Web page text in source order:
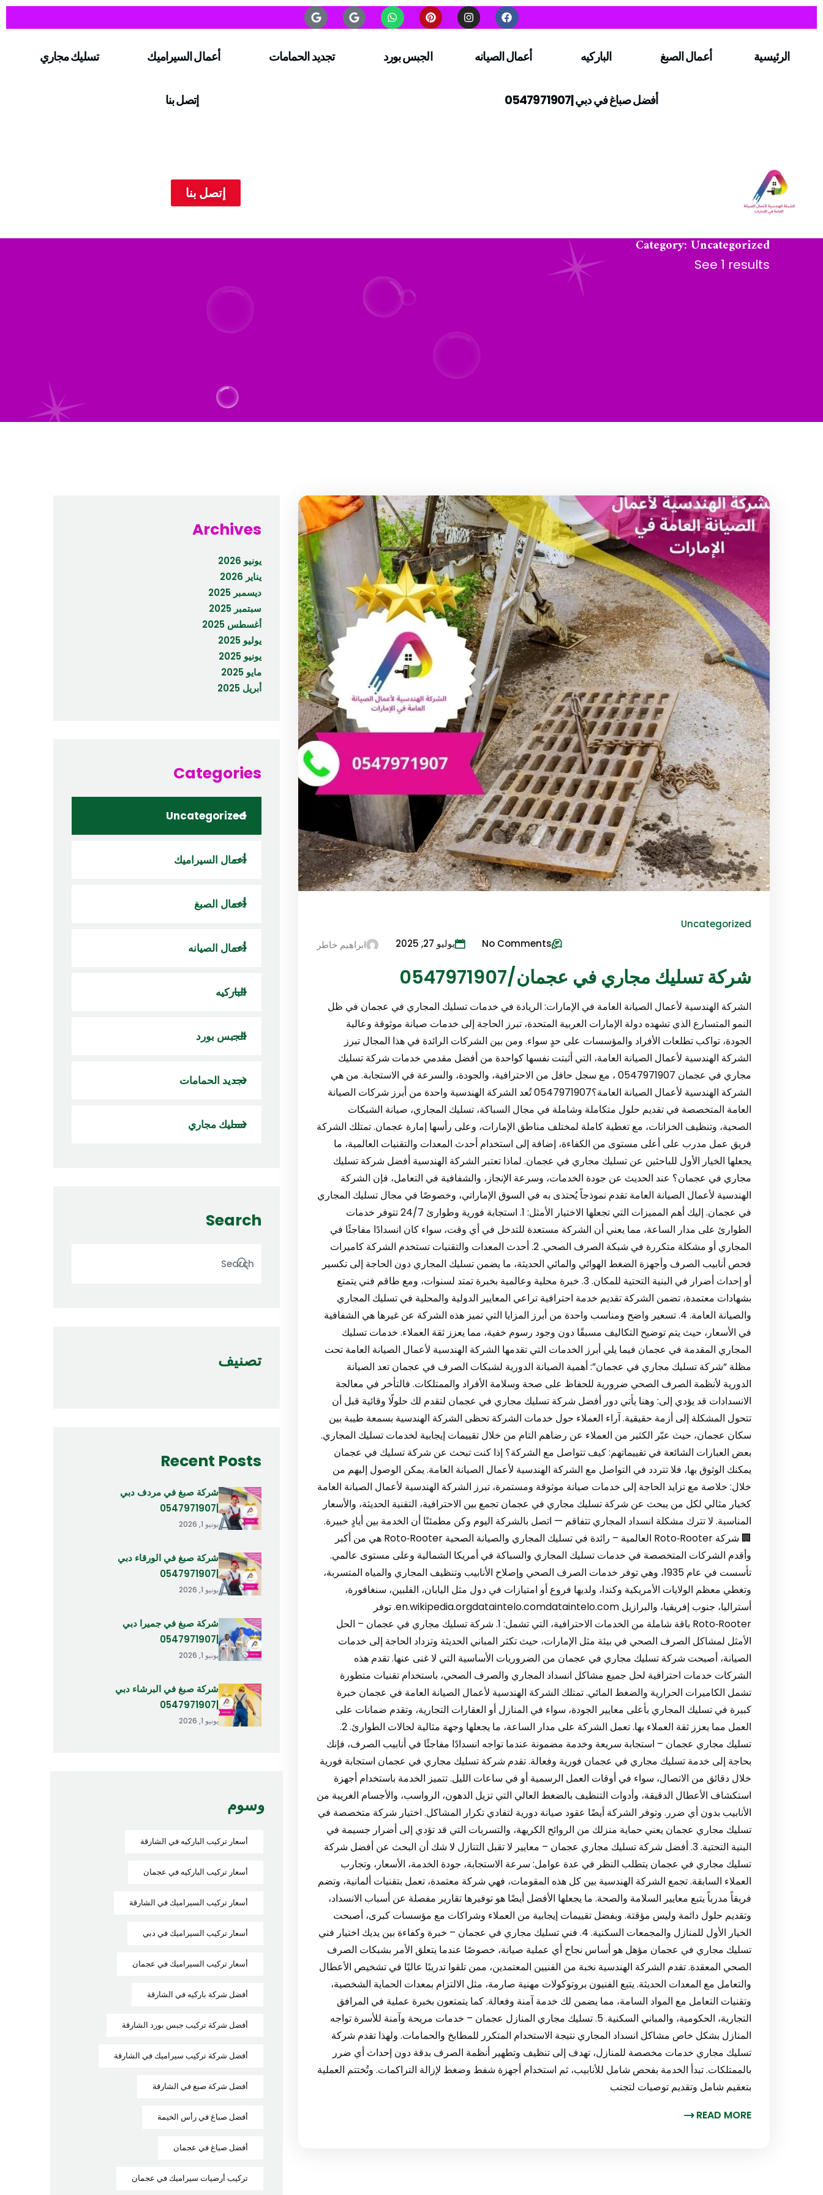
الرئيسية أعمال الصبغ الباركيه أعمال الصيانه الجبس بورد تجديد الحمامات أعمال السيراميك تسليك مجاري
أفضل صباغ في دبي |0547971907 إتصل بنا
إتصل بنا
Category: Uncategorized
See 1 results
Uncategorized
ابراهيم خاطر
يوليو 27, 2025 No Comments
شركة تسليك مجاري في عجمان/0547971907
الشركة الهندسية لأعمال الصيانة العامة في الإمارات: الريادة في خدمات تسليك المجاري في عجمان في ظل
النمو المتسارع الذي تشهده دولة الإمارات العربية المتحدة، تبرز الحاجة إلى خدمات صيانة موثوقة وعالية
الجودة، تواكب تطلعات الأفراد والمؤسسات على حدٍ سواء. ومن بين الشركات الرائدة في هذا المجال تبرز
الشركة الهندسية لأعمال الصيانة العامة، التي أثبتت نفسها كواحدة من أفضل مقدمي خدمات شركة تسليك
مجاري في عجمان 0547971907 ، مع سجل حافل من الاحترافية، والجودة، والسرعة في الاستجابة. من هي
الشركة الهندسية لأعمال الصيانة العامة؟0547971907 تُعد الشركة الهندسية واحدة من أبرز شركات الصيانة
العامة المتخصصة في تقديم حلول متكاملة وشاملة في مجال السباكة، تسليك المجاري، صيانة الشبكات
الصحية، وتنظيف الخزانات، مع تغطية كاملة لمختلف مناطق الإمارات، وعلى رأسها إمارة عجمان. تمتلك الشركة
فريق عمل مدرب على أعلى مستوى من الكفاءة، إضافة إلى استخدام أحدث المعدات والتقنيات العالمية، ما
يجعلها الخيار الأول للباحثين عن تسليك مجاري في عجمان. لماذا تعتبر الشركة الهندسية أفضل شركة تسليك
مجاري في عجمان؟ عند الحديث عن جودة الخدمات، وسرعة الإنجاز، والشفافية في التعامل، فإن الشركة
الهندسية لأعمال الصيانة العامة تقدم نموذجاً يُحتذى به في السوق الإماراتي، وخصوصًا في مجال تسليك المجاري
في عجمان. إليك أهم المميزات التي تجعلها الاختيار الأمثل: 1. استجابة فورية وطوارئ 24/7 تتوفر خدمات
الطوارئ على مدار الساعة، مما يعني أن الشركة مستعدة للتدخل في أي وقت، سواء كان انسدادًا مفاجئًا في
المجاري أو مشكلة متكررة في شبكة الصرف الصحي. 2. أحدث المعدات والتقنيات تستخدم الشركة كاميرات
فحص أنابيب الصرف وأجهزة الضغط الهوائي والمائي الحديثة، ما يضمن تسليك المجاري دون الحاجة إلى تكسير
أو إحداث أضرار في البنية التحتية للمكان. 3. خبرة محلية وعالمية بخبرة تمتد لسنوات، ومع طاقم فني يتمتع
بشهادات معتمدة، تضمن الشركة تقديم خدمة احترافية تراعي المعايير الدولية والمحلية في تسليك المجاري
والصيانة العامة. 4. تسعير واضح ومناسب واحدة من أبرز المزايا التي تميز هذه الشركة عن غيرها هي الشفافية
في الأسعار، حيث يتم توضيح التكاليف مسبقًا دون وجود رسوم خفية، مما يعزز ثقة العملاء. خدمات تسليك
المجاري المقدمة في عجمان فيما يلي أبرز الخدمات التي تقدمها الشركة الهندسية لأعمال الصيانة العامة تحت
مظلة “شركة تسليك مجاري في عجمان”: أهمية الصيانة الدورية لشبكات الصرف في عجمان تعد الصيانة
الدورية لأنظمة الصرف الصحي ضرورية للحفاظ على صحة وسلامة الأفراد والممتلكات. فالتأخر في معالجة
الانسدادات قد يؤدي إلى: وهنا يأتي دور أفضل شركة تسليك مجاري في عجمان لتقدم لك حلولًا وقائية قبل أن
تتحول المشكلة إلى أزمة حقيقية. آراء العملاء حول خدمات الشركة تحظى الشركة الهندسية بسمعة طيبة بين
سكان عجمان، حيث عبّر الكثير من العملاء عن رضاهم التام من خلال تقييمات إيجابية لخدمات تسليك المجاري.
بعض العبارات الشائعة في تقييماتهم: كيف تتواصل مع الشركة؟ إذا كنت تبحث عن شركة تسليك في عجمان
يمكنك الوثوق بها، فلا تتردد في التواصل مع الشركة الهندسية لأعمال الصيانة العامة. يمكن الوصول إليهم من
خلال: خلاصة مع تزايد الحاجة إلى خدمات صيانة موثوقة ومستمرة، تبرز الشركة الهندسية لأعمال الصيانة العامة
كخيار مثالي لكل من يبحث عن شركة تسليك مجاري في عجمان تجمع بين الاحترافية، التقنية الحديثة، والأسعار
المناسبة. لا تترك مشكلة انسداد المجاري تتفاقم — اتصل بالشركة اليوم وكن مطمئنًا أن الخدمة بين أيادٍ خبيرة.
🏢 شركة Roto‑Rooter العالمية – رائدة في تسليك المجاري والصيانة الصحية Roto‑Rooter هي من أكبر
وأقدم الشركات المتخصصة في خدمات تسليك المجاري والسباكة في أمريكا الشمالية وعلى مستوى عالمي.
تأسست في عام 1935، وهي توفر خدمات الصرف الصحي وإصلاح الأنابيب وتنظيف المجاري والمياه المتسربة،
وتغطي معظم الولايات الأمريكية وكندا، ولديها فروع أو امتيازات في دول مثل اليابان، الفلبين، سنغافورة،
أستراليا، جنوب إفريقيا، والبرازيل en.wikipedia.orgdataintelo.comdataintelo.com. توفر
Roto‑Rooter باقة شاملة من الخدمات الاحترافية، التي تشمل: 1. شركة تسليك مجاري في عجمان – الحل
الأمثل لمشاكل الصرف الصحي في بيئة مثل الإمارات، حيث تكثر المباني الحديثة وتزداد الحاجة إلى خدمات
الصيانة، أصبحت شركة تسليك مجاري في عجمان من الضروريات الأساسية التي لا غنى عنها. تقدم هذه
الشركات خدمات احترافية لحل جميع مشاكل انسداد المجاري والصرف الصحي، باستخدام تقنيات متطورة
تشمل الكاميرات الحرارية والضغط المائي. تمتلك الشركة الهندسية لأعمال الصيانة العامة في عجمان خبرة
كبيرة في تسليك المجاري بأعلى معايير الجودة، سواء في المنازل أو العقارات التجارية، وتقدم ضمانات على
العمل مما يعزز ثقة العملاء بها. تعمل الشركة على مدار الساعة، ما يجعلها وجهة مثالية لحالات الطوارئ. 2.
تسليك مجاري عجمان – استجابة سريعة وخدمة مضمونة عندما تواجه انسدادًا مفاجئًا في أنابيب الصرف، فإنك
بحاجة إلى خدمة تسليك مجاري في عجمان فورية وفعالة. تقدم شركة تسليك مجاري في عجمان استجابة فورية
خلال دقائق من الاتصال، سواء في أوقات العمل الرسمية أو في ساعات الليل. تتميز الخدمة باستخدام أجهزة
استكشاف الأعطال الدقيقة، وأدوات التنظيف بالضغط العالي التي تزيل الدهون، الرواسب، والأجسام الغريبة من
الأنابيب بدون أي ضرر. وتوفر الشركة أيضًا عقود صيانة دورية لتفادي تكرار المشاكل. اختيار شركة متخصصة في
تسليك مجاري عجمان يعني حماية منزلك من الروائح الكريهة، والتسربات التي قد تؤدي إلى أضرار جسيمة في
البنية التحتية. 3. أفضل شركة تسليك مجاري عجمان – معايير لا تقبل التنازل لا شك أن البحث عن أفضل شركة
تسليك مجاري في عجمان يتطلب النظر في عدة عوامل: سرعة الاستجابة، جودة الخدمة، الأسعار، وتجارب
العملاء السابقة. تجمع الشركة الهندسية بين كل هذه المقومات، فهي شركة معتمدة، تعمل بتقنيات ألمانية، وتضم
فريقاً مدرباً يتبع معايير السلامة والصحة. ما يجعلها الأفضل أيضًا هو توفيرها تقارير مفصلة عن أسباب الانسداد،
وتقديم حلول دائمة وليس مؤقتة. وبفضل تقييمات إيجابية من العملاء وشراكات مع مؤسسات كبرى، أصبحت
الخيار الأول للمنازل والمجمعات السكنية. 4. فني تسليك مجاري في عجمان – خبرة وكفاءة بين يديك اختيار فني
تسليك مجاري في عجمان مؤهل هو أساس نجاح أي عملية صيانة، خصوصًا عندما يتعلق الأمر بشبكات الصرف
الصحي المعقدة. تقدم الشركة الهندسية نخبة من الفنيين المعتمدين، ممن تلقوا تدريبًا عاليًا في تشخيص الأعطال
والتعامل مع المعدات الحديثة. يتبع الفنيون بروتوكولات مهنية صارمة، مثل الالتزام بمعدات الحماية الشخصية،
وتقنيات التعامل مع المواد السامة، مما يضمن لك خدمة آمنة وفعالة. كما يتمتعون بخبرة عملية في المرافق
التجارية، الحكومية، والمباني السكنية. 5. تسليك مجاري المنازل عجمان – خدمات مريحة وآمنة للأسرة تواجه
المنازل بشكل خاص مشاكل انسداد المجاري نتيجة الاستخدام المتكرر للمطابخ والحمامات. ولهذا تقدم شركة
تسليك مجاري خدمات مخصصة للمنازل، تهدف إلى تنظيف وتطهير أنظمة الصرف بدقة دون إحداث أي ضرر
بالممتلكات. تبدأ الخدمة بفحص شامل للأنابيب، ثم استخدام أجهزة شفط وضغط لإزالة التراكمات. وتُختتم العملية
بتعقيم شامل وتقديم توصيات لتجنب
READ MORE
Archives
يونيو 2026
يناير 2026
ديسمبر 2025
سبتمبر 2025
أغسطس 2025
يوليو 2025
يونيو 2025
مايو 2025
أبريل 2025
Categories
Uncategorized
أعمال السيراميك
أعمال الصبغ
أعمال الصيانه
الباركيه
الجبس بورد
تجديد الحمامات
تسليك مجاري
Search
تصنيف
Recent Posts
شركة صبغ في مردف دبي
يونيو 1, 2026
شركة صبغ في الورقاء دبي
يونيو 1, 2026
شركة صبغ في جميرا دبي
يونيو 1, 2026
شركة صبغ في البرشاء دبي
يونيو 1, 2026
وسوم
أسعار تركيب الباركيه في الشارقة
أسعار تركيب الباركيه في عجمان
أسعار تركيب السيراميك في الشارقة
أسعار تركيب السيراميك في دبي
أسعار تركيب السيراميك في عجمان
أفضل شركة باركيه في الشارقة
أفضل شركة تركيب جبس بورد الشارقة
أفضل شركة تركيب سيراميك في الشارقة
أفضل شركة صبغ في الشارقة
أفضل صباغ في رأس الخيمة
أفضل صباغ في عجمان
تركيب أرضيات سيراميك في عجمان